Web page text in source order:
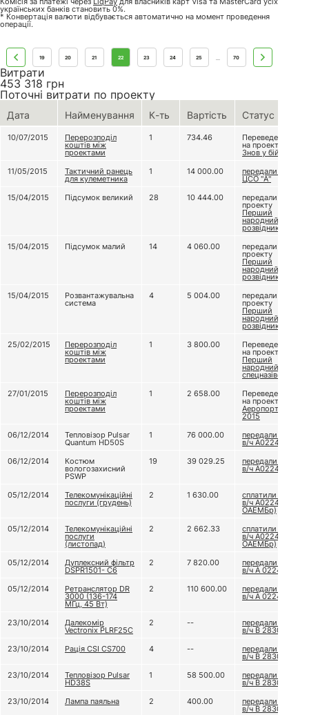
українських банків становить 0%.
* Конвертація валюти відбувається автоматично на момент проведення
операції.
19 20 21 22 23 24 25 70
Витрати
453 318 грн
Поточні витрати по проекту
Дата Найменування К-ть Вартість Статус
10/07/2015 Перерозподіл
коштів між
проектами
1 734.46 Переведено
на проект
Знов у бій! 2
11/05/2015
Тактичний ранець
для кулеметника
1 14 000.00 передали до
ЦСО "А"
15/04/2015
Підсумок великий 28 10 444.00 передали
проекту
Перший
народний
розвідник
15/04/2015
Підсумок малий 14 4 060.00 передали
проекту
Перший
народний
розвідник
15/04/2015
Розвантажувальна
система
4 5 004.00 передали
проекту
Перший
народний
розвідник
25/02/2015
Перерозподіл
коштів між
проектами
1 3 800.00 Переведено
на проект
Перший
народний
спецназівець
27/01/2015
Перерозподіл
коштів між
проектами
1 2 658.00 Переведено
на проект
Аеропорт
2015
06/12/2014
Тепловізор Pulsar
Quantum HD50S
1 76 000.00 передали до
в/ч А0224
06/12/2014
Костюм
вологозахисний
PSWP
19 39 029.25 передали до
в/ч А0224
05/12/2014 Телекомунікаційні
послуги (грудень)
2 1 630.00 сплатили для
в/ч А0224 (79
ОАЕМБр)
05/12/2014
Телекомунікаційні
послуги
(листопад)
2 2 662.33 сплатили для
в/ч А0224 (79
ОАЕМБр)
05/12/2014
Дуплексний фільтр
DSPR1501- C6
2 7 820.00 передали до
в/ч А 0224
05/12/2014
Ретранслятор DR
3000 (136-174
МГц, 45 Вт)
2 110 600.00 передали до
в/ч А 0224
23/10/2014 Далекомір
Vectronix PLRF25C
2 -- передали до
в/ч В 2830
23/10/2014
Рація CSI CS700 4 -- передали до
в/ч В 2830
23/10/2014
Тепловізор Pulsar
HD38S
1 58 500.00 передали до
в/ч В 2830
23/10/2014
Лампа паяльна 2 400.00 передали до
в/ч В 2830